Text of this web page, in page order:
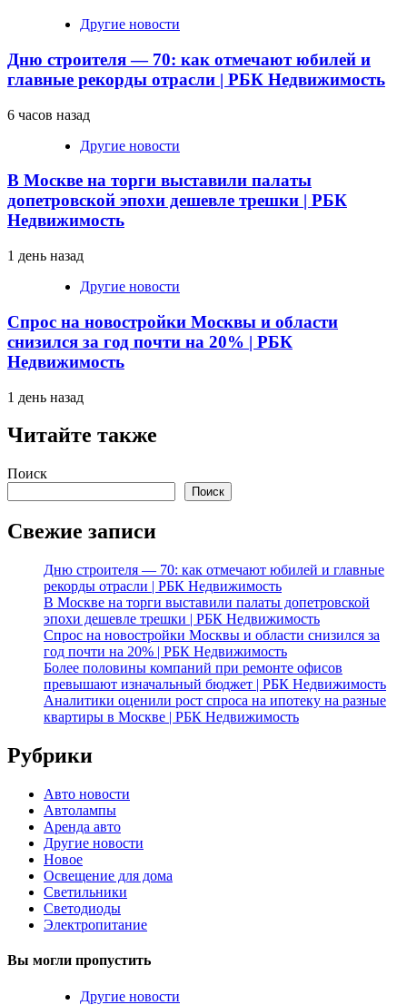
Другие новости
Дню строителя — 70: как отмечают юбилей и
главные рекорды отрасли | РБК Недвижимость
6 часов назад
Другие новости
В Москве на торги выставили палаты
допетровской эпохи дешевле трешки | РБК
Недвижимость
1 день назад
Другие новости
Спрос на новостройки Москвы и области
снизился за год почти на 20% | РБК
Недвижимость
1 день назад
Читайте также
Поиск
Поиск
Свежие записи
Дню строителя — 70: как отмечают юбилей и главные
рекорды отрасли | РБК Недвижимость
В Москве на торги выставили палаты допетровской
эпохи дешевле трешки | РБК Недвижимость
Спрос на новостройки Москвы и области снизился за
год почти на 20% | РБК Недвижимость
Более половины компаний при ремонте офисов
превышают изначальный бюджет | РБК Недвижимость
Аналитики оценили рост спроса на ипотеку на разные
квартиры в Москве | РБК Недвижимость
Рубрики
Авто новости
Автолампы
Аренда авто
Другие новости
Новое
Освещение для дома
Светильники
Светодиоды
Электропитание
Вы могли пропустить
Другие новости